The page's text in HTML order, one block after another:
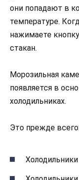
они попадают в
температуре.
нажимаете
стакан.
Морозильная
появляется в
холодильниках.
Это прежде всего: